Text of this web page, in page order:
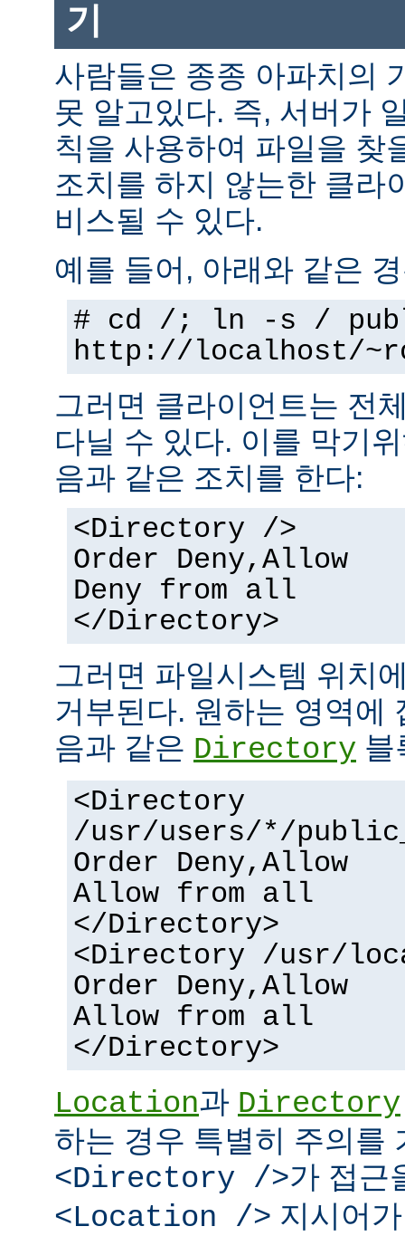
기
사람들은 종종 아파치의
못 알고있다. 즉, 서버가
칙을 사용하여 파일을 찾
조치를 하지 않는한 클라
비스될 수 있다.
예를 들어, 아래와 같은
# cd /; ln -s /
http://localhost/
그러면 클라이언트는 전
다닐 수 있다. 이를 막기
음과 같은 조치를 한다:
<Directory />
Order Deny,Allow
Deny from all
</Directory>
그러면 파일시스템 위치
거부된다. 원하는 영역에
음과 같은 Directory 블
<Directory
/usr/users/*/
Order Deny,Allow
Allow from all
</Directory>
<Directory /usr/
Order Deny,Allow
Allow from all
</Directory>
Location과 Directory
하는 경우 특별히 주의를
<Directory />가 접근
<Location /> 지시어